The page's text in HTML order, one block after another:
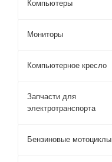
Компьютеры
Мониторы
Компьютерное кресло
Запчасти для
электротранспорта
Бензиновые мотоциклы